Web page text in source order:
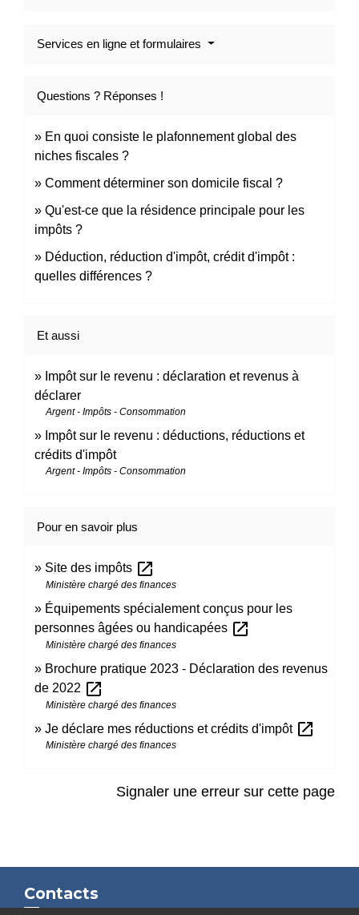
Services en ligne et formulaires
Questions ? Réponses !
En quoi consiste le plafonnement global des
niches fiscales ?
Comment déterminer son domicile fiscal ?
Qu'est-ce que la résidence principale pour les
impôts ?
Déduction, réduction d'impôt, crédit d'impôt :
quelles différences ?
Et aussi
Impôt sur le revenu : déclaration et revenus à
déclarer
Argent - Impôts - Consommation
Impôt sur le revenu : déductions, réductions et
crédits d'impôt
Argent - Impôts - Consommation
Pour en savoir plus
Site des impôts open_in_new
Ministère chargé des finances
Équipements spécialement conçus pour les
personnes âgées ou handicapées open_in_new
Ministère chargé des finances
Brochure pratique 2023 - Déclaration des revenus
de 2022 open_in_new
Ministère chargé des finances
Je déclare mes réductions et crédits d'impôt open_in_new
Ministère chargé des finances
Signaler une erreur sur cette page
Contacts